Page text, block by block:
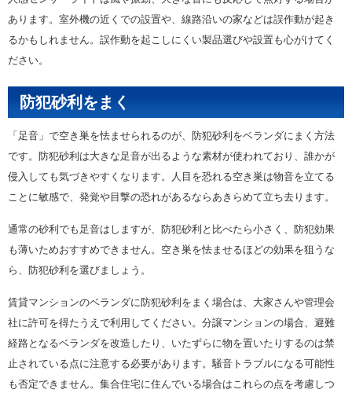
あります。室外機の近くでの設置や、線路沿いの家などは誤作動が起き
るかもしれません。誤作動を起こしにくい製品選びや設置も心がけてく
ださい。
防犯砂利をまく
「足音」で空き巣を怯ませられるのが、防犯砂利をベランダにまく方法
です。防犯砂利は大きな足音が出るような素材が使われており、誰かが
侵入しても気づきやすくなります。人目を恐れる空き巣は物音を立てる
ことに敏感で、発覚や目撃の恐れがあるならあきらめて立ち去ります。
通常の砂利でも足音はしますが、防犯砂利と比べたら小さく、防犯効果
も薄いためおすすめできません。空き巣を怯ませるほどの効果を狙うな
ら、防犯砂利を選びましょう。
賃貸マンションのベランダに防犯砂利をまく場合は、大家さんや管理会
社に許可を得たうえで利用してください。分譲マンションの場合、避難
経路となるベランダを改造したり、いたずらに物を置いたりするのは禁
止されている点に注意する必要があります。騒音トラブルになる可能性
も否定できません。集合住宅に住んでいる場合はこれらの点を考慮しつ